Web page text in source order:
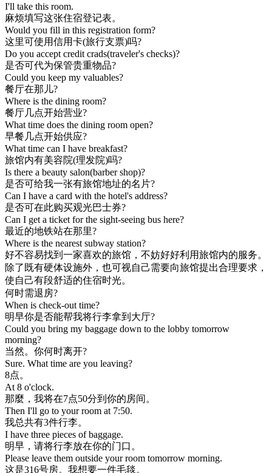
I'll take this room.
麻烦填写这张住宿登记表。
Would you fill in this registration form?
这里可使用信用卡(旅行支票)吗?
Do you accept credit crads(traveler's checks)?
是否可代为保管贵重物品?
Could you keep my valuables?
餐厅在那儿?
Where is the dining room?
餐厅几点开始营业?
What time does the dining room open?
早餐几点开始供应?
What time can I have breakfast?
旅馆内有美容院(理发院)吗?
Is there a beauty salon(barber shop)?
是否可给我一张有旅馆地址的名片?
Can I have a card with the hotel's address?
是否可在此购买观光巴士券?
Can I get a ticket for the sight-seeing bus here?
最近的地铁站在那里?
Where is the nearest subway station?
好不容易找到一家喜欢的旅馆，不妨好好利用旅馆内的服务。
除了既有硬体设施外，也可视自己需要向旅馆提出合理要求，
使自己有段舒适的住宿时光。
何时需退房?
When is check-out time?
明早你是否能帮我将行李拿到大厅?
Could you bring my baggage down to the lobby tomorrow
morning?
当然。你何时离开?
Sure. What time are you leaving?
8点。
At 8 o'clock.
那麼，我将在7点50分到你的房间。
Then I'll go to your room at 7:50.
我总共有3件行李。
I have three pieces of baggage.
明早，请将行李放在你的门口。
Please leave them outside your room tomorrow morning.
这是316号房。我想要一件毛毯。